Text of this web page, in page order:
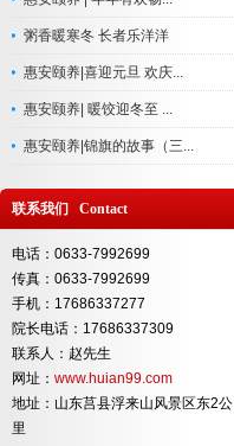
粥香暖寒冬 长者乐洋洋
惠安颐养|喜迎元旦 欢庆...
惠安颐养| 暖饺迎冬至 ...
惠安颐养|锦旗的故事（三...
联系我们 Contact
电话：0633-7992699
传真：0633-7992699
手机：17686337277
院长电话：17686337309
联系人：赵先生
网址： www.huian99.com
地址：山东莒县浮来山风景区东2公
里